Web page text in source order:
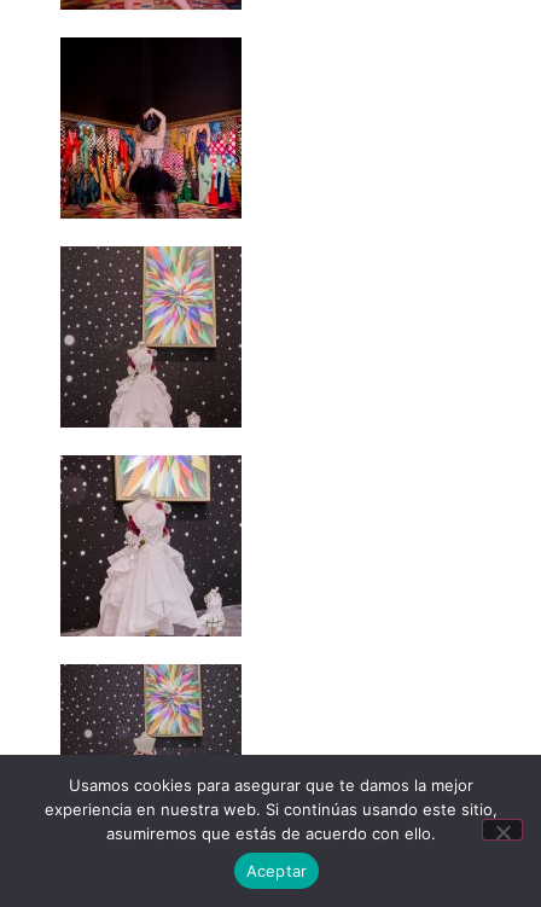
Usamos cookies para asegurar que te damos la mejor
experiencia en nuestra web. Si continúas usando este sitio,
asumiremos que estás de acuerdo con ello.
Aceptar